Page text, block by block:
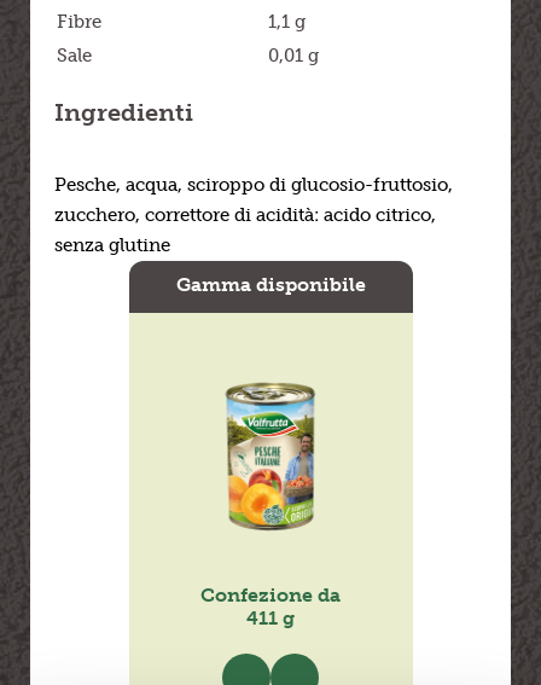
Fibre
1,1 g
Sale
0,01 g
Ingredienti
Pesche, acqua, sciroppo di glucosio-fruttosio,
zucchero, correttore di acidità: acido citrico,
senza glutine
Gamma disponibile
Confezione da
411 g